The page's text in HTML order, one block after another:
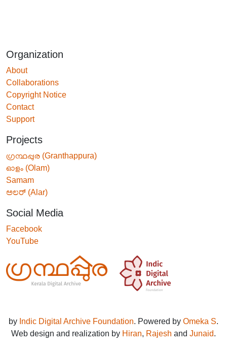
Organization
About
Collaborations
Copyright Notice
Contact
Support
Projects
ഗ്രന്ഥപ്പുര (Granthappura)
ഓളം (Olam)
Samam
ಅಲರ್ (Alar)
Social Media
Facebook
YouTube
by Indic Digital Archive Foundation. Powered by Omeka S.
Web design and realization by Hiran, Rajesh and Junaid.